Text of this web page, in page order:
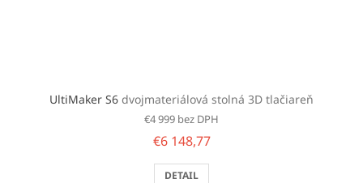
UltiMaker S6 dvojmateriálová stolná 3D tlačiareň
€4 999 bez DPH
€6 148,77
DETAIL